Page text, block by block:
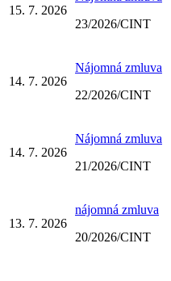
15. 7. 2026
23/2026/CINT
14. 7. 2026
Nájomná zmluva
22/2026/CINT
14. 7. 2026
Nájomná zmluva
21/2026/CINT
13. 7. 2026
nájomná zmluva
20/2026/CINT